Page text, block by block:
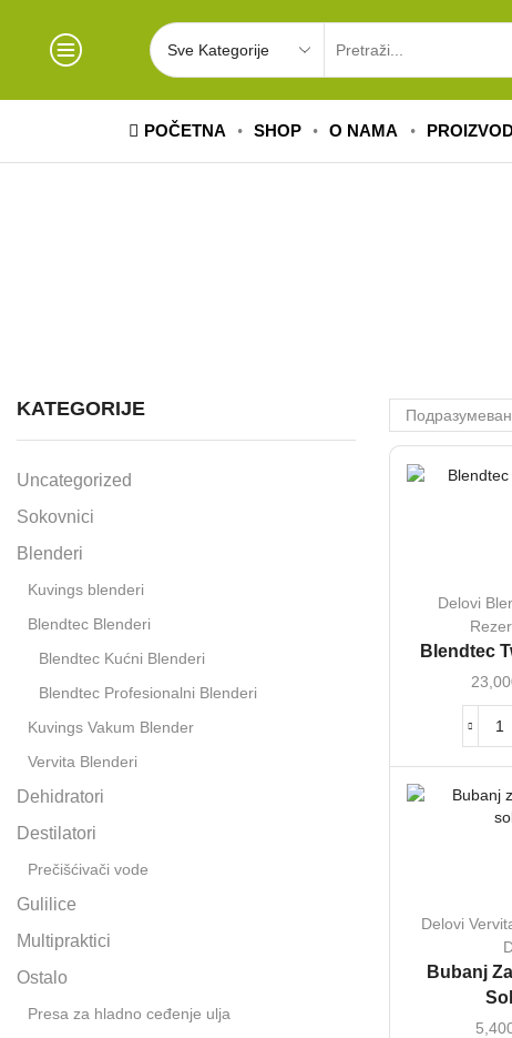
POČETNA SHOP O NAMA
Delovi
Blendtec
Delovi
Bubanj
KATEGORIJE
Uncategorized
Sokovnici
Blenderi
Kuvings blenderi
Blendtec Blenderi
Blendtec Kućni Blenderi
Blendtec Profesionalni Blenderi
Kuvings Vakum Blender
Vervita Blenderi
Dehidratori
Destilatori
Prečišćivači vode
Gulilice
Multipraktici
Ostalo
Presa za hladno ceđenje ulja